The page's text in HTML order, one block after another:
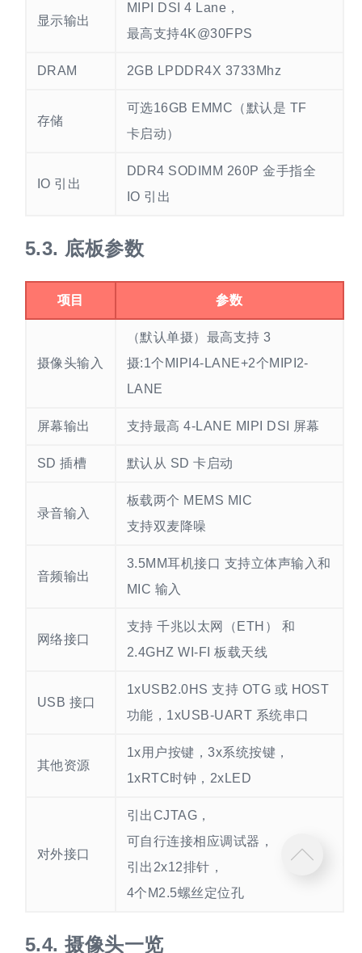
显示输出
MIPI DSI 4 Lane，
最高支持4K@30FPS
DRAM 2GB LPDDR4X 3733Mhz
存储
可选16GB EMMC（默认是 TF
卡启动）
IO 引出
DDR4 SODIMM 260P 金手指全
IO 引出
5.3. 底板参数
项目 参数
摄像头输入
（默认单摄）最高支持 3
摄:1个MIPI4-LANE+2个MIPI2-
LANE
屏幕输出 支持最高 4-LANE MIPI DSI 屏幕
SD 插槽 默认从 SD 卡启动
录音输入
板载两个 MEMS MIC
支持双麦降噪
音频输出
3.5MM耳机接口 支持立体声输入和
MIC 输入
网络接口
支持 千兆以太网（ETH） 和
2.4GHZ WI-FI 板载天线
USB 接口
1xUSB2.0HS 支持 OTG 或 HOST
功能，1xUSB-UART 系统串口
其他资源
1x用户按键，3x系统按键，
1xRTC时钟，2xLED
对外接口
引出CJTAG，
可自行连接相应调试器，
引出2x12排针，
4个M2.5螺丝定位孔
5.4.摄像头一览